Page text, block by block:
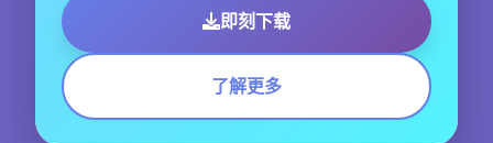
即刻下载
了解更多